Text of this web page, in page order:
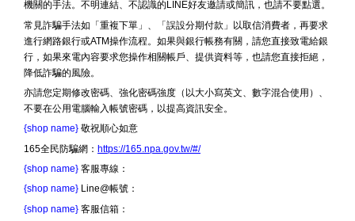
機關的手法。不明連結、不認識的LINE好友邀請或簡訊，也請不要點選。
常見詐騙手法如「重複下單」、「誤設分期付款」以取信消費者，再要求
進行網路銀行或ATM操作流程。如果與銀行帳務有關，請您直接致電給銀
行，如果來電內容要求您操作相關帳戶、提供資料等，也請您直接拒絕，
降低詐騙的風險。
亦請您定期修改密碼、強化密碼強度（以大小寫英文、數字混合使用）、
不要在公用電腦輸入帳號密碼，以提高資訊安全。
{shop name} 敬祝順心如意
165全民防騙網： https://165.npa.gov.tw/#/
{shop name} 客服專線：
{shop name} Line@帳號：
{shop name} 客服信箱：